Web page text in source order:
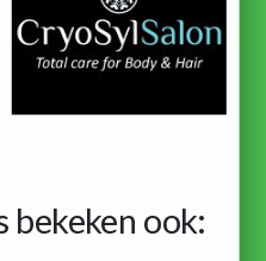
bekeken ook: